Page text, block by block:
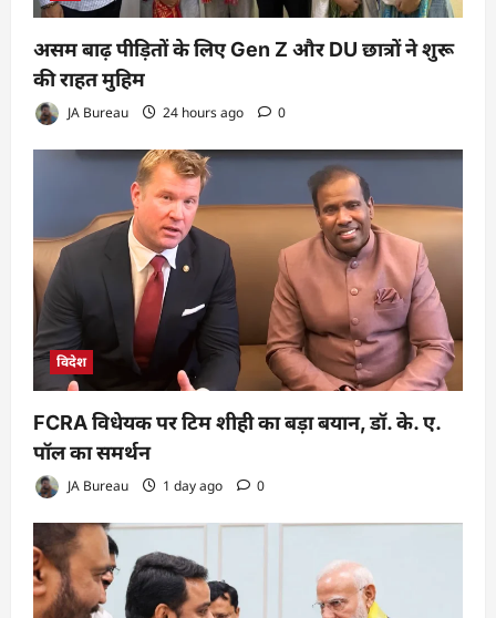
असम बाढ़ पीड़ितों के लिए Gen Z और DU छात्रों ने शुरू
की राहत मुहिम
JA Bureau 24 hours ago 0
विदेश
FCRA विधेयक पर टिम शीही का बड़ा बयान, डॉ. के. ए.
पॉल का समर्थन
JA Bureau 1 day ago 0